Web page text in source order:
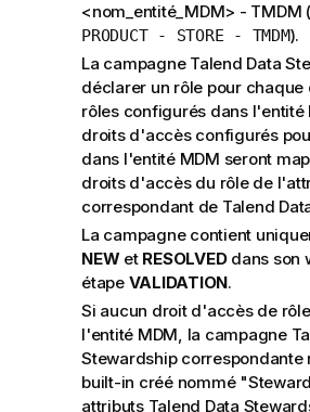
<nom_entité_MDM> - TMDM
PRODUCT - STORE - TMDM).
La campagne Talend Data
déclarer un rôle pour
rôles configurés dans l'entité
droits d'accès configurés
dans l'entité MDM seront
droits d'accès du rôle de
correspondant de Talend
La campagne contient
NEW et RESOLVEDdans son
étape VALIDATION.
Si aucun droit d'accès de
l'entité MDM, la campagne
Stewardshipcorrespondante
built-in créé nommé
attributs Talend Data